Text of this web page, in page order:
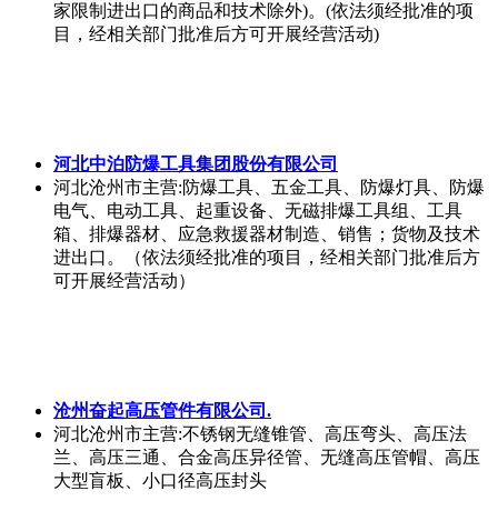
家限制进出口的商品和技术除外)。(依法须经批准的项
目，经相关部门批准后方可开展经营活动)
河北中泊防爆工具集团股份有限公司
河北沧州市主营:防爆工具、五金工具、防爆灯具、防爆
电气、电动工具、起重设备、无磁排爆工具组、工具
箱、排爆器材、应急救援器材制造、销售；货物及技术
进出口。（依法须经批准的项目，经相关部门批准后方
可开展经营活动）
沧州奋起高压管件有限公司.
河北沧州市主营:不锈钢无缝锥管、高压弯头、高压法
兰、高压三通、合金高压异径管、无缝高压管帽、高压
大型盲板、小口径高压封头